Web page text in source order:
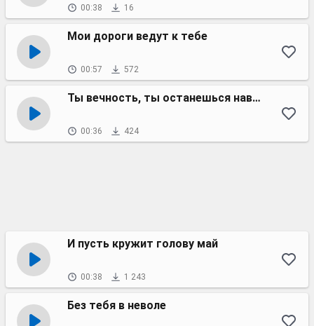
00:38 16
Мои дороги ведут к тебе
00:57 572
Ты вечность, ты останешься навсегда
00:36 424
И пусть кружит голову май
00:38 1 243
Без тебя в неволе